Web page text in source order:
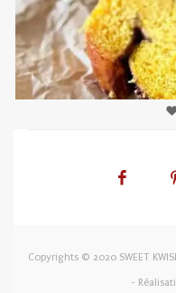
Copyrights © 2020 SWEET
-